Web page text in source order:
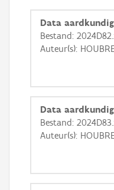
i
+ −
Basis Lagen
Ortho
Data
Bestand:
Auteur(s):
Data
Bestand:
Auteur(s):